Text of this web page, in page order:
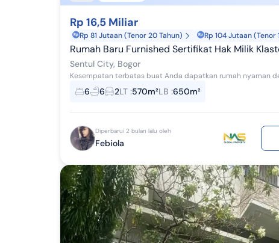
Rp 16,5 Miliar
Rp 81 Jutaan (Tenor 20 Tahun) Rp 104 Jutaan (Tenor
Rumah Baru Furnished Sertifikat Hak Milik
Sentul City, Bogor
6 6 2LT :570m²LB :650m²
Diperbarui 2 bulan lalu oleh
Febiola